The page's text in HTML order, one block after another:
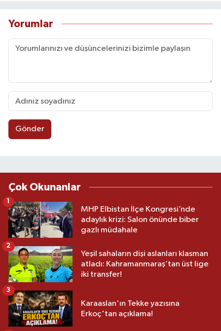
Yorumlar
Gönder
Çok Okunanlar
MHP Elbistan İlçe Kongresi’nde
adaylık krizi: Salon önünde biber
gazlı müdahale
1
Yeşil sahaların dişi aslanları klasman
atladı: Kahramanmaraş’tan üst lige
iki transfer!
2
Karaaslan'ın Tekke yazısına
Erkoç'tan açıklama!
3